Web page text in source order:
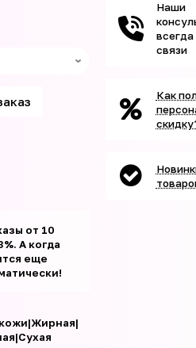
от 10
А когда
еще
Наши
всегда
связи
Как